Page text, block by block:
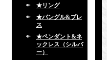
★リング
★バングル&ブレ
ス
★ペンダント&ネ
ックレス（シルバ
ー）